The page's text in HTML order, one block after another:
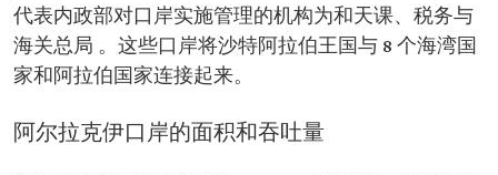
代表内政部对口岸实施管理的机构为和天课、税务与
海关总局 。这些口岸将沙特阿拉伯王国与 8 个海湾国
家和阿拉伯国家连接起来。
阿尔拉克伊口岸的面积和吞吐量